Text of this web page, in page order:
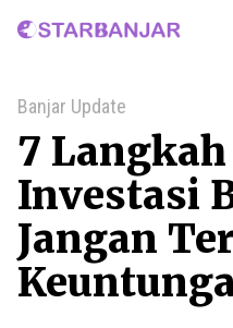
Home
Banjar Update
7
Investasi
Jangan